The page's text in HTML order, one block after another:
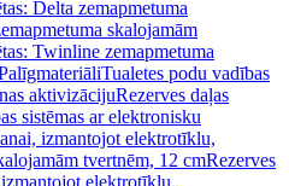
Delta zemapmetuma
skalojamām
Twinline zemapmetuma
Tualetes podu vadības
aktivizācijuRezerves daļas
sistēmas ar elektronisku
izmantojot elektrotīklu,
tvertnēm, 12 cmRezerves
elektrotīklu,